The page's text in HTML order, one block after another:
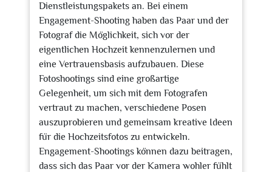
Dienstleistungspakets an. Bei einem
Engagement-Shooting haben das Paar und der
Fotograf die Möglichkeit, sich vor der
eigentlichen Hochzeit kennenzulernen und
eine Vertrauensbasis aufzubauen. Diese
Fotoshootings sind eine großartige
Gelegenheit, um sich mit dem Fotografen
vertraut zu machen, verschiedene Posen
auszuprobieren und gemeinsam kreative Ideen
für die Hochzeitsfotos zu entwickeln.
Engagement-Shootings können dazu beitragen,
dass sich das Paar vor der Kamera wohler fühlt